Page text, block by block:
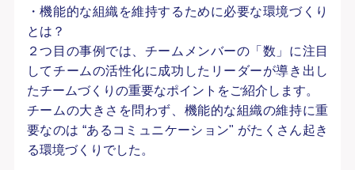
・機能的な組織を維持するために必要な環境づくり
とは？
２つ目の事例では、チームメンバーの「数」に注目
してチームの活性化に成功したリーダーが導き出し
たチームづくりの重要なポイントをご紹介します。
チームの大きさを問わず、機能的な組織の維持に重
要なのは “あるコミュニケーション" がたくさん起き
る環境づくりでした。